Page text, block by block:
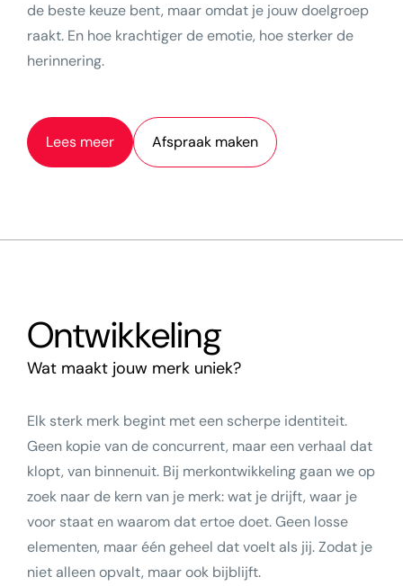
de beste keuze bent, maar omdat je jouw doelgroep
raakt. En hoe krachtiger de emotie, hoe sterker de
herinnering.
Lees meer Afspraak maken
Ontwikkeling
Wat maakt jouw merk uniek?
Elk sterk merk begint met een scherpe identiteit.
Geen kopie van de concurrent, maar een verhaal dat
klopt, van binnenuit. Bij merkontwikkeling gaan we op
zoek naar de kern van je merk: wat je drijft, waar je
voor staat en waarom dat ertoe doet. Geen losse
elementen, maar één geheel dat voelt als jij. Zodat je
niet alleen opvalt, maar ook bijblijft.